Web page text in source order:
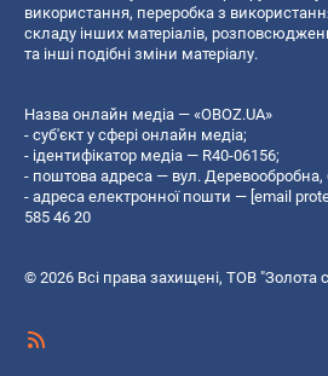
використання, переробка з
складу інших матеріалів,
та інші подібні зміни матеріалу.
Назва онлайн медіа — «OBOZ.UA»
- суб'єкт у сфері онлайн медіа;
- ідентифікатор медіа — R40-06156;
- поштова адреса — вул. Деревообробна,
- адреса електронної пошти — [email
585 46 20
© 2026 Всі права захищені, ТОВ "Золота